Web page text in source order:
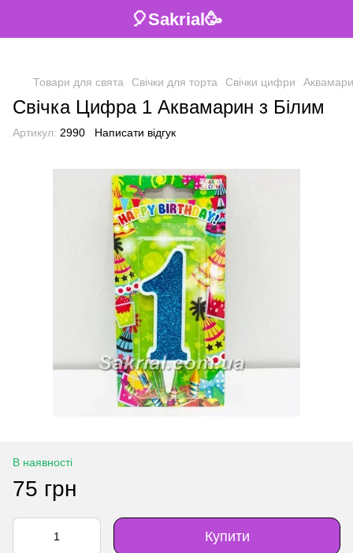
🎈Sakrial🥳
Товари для свята Свічки для торта Свічки цифри
Свічка Цифра 1 Аквамарин з Білим
Артикул: 2990 Написати відгук
В наявності
75 грн
Купити